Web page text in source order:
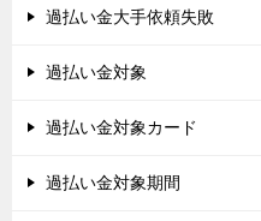
過払い金大手依頼失敗
過払い金対象
過払い金対象カード
過払い金対象期間